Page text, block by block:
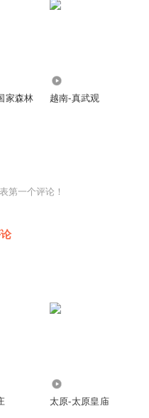
家森林
越南-真武观
第一个评论！
太原-太原皇庙